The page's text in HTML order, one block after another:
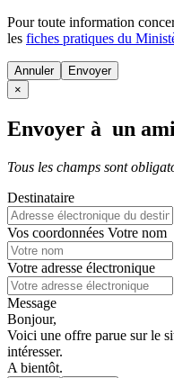
Pour toute information
les fiches pratiques du
Annuler
×
Envoyer à un
Tous les champs sont
Destinataire
Vos coordonnées Votre nom
Votre adresse électronique
Message
Bonjour,
Voici une offre parue sur le
intéresser.
A bientôt.